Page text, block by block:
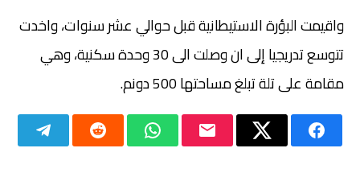
واقيمت البؤرة الاستيطانية قبل حوالي عشر سنوات، واخدت
تتوسع تدريجيا إلى ان وصلت الى 30 وحدة سكنية، وهي
مقامة على تلة تبلغ مساحتها 500 دونم.